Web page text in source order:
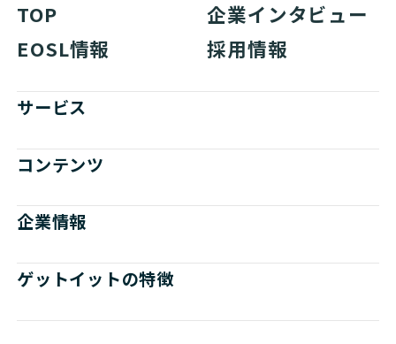
TOP
企業インタビュー
EOSL情報
採用情報
サービス
コンテンツ
企業情報
ゲットイットの特徴